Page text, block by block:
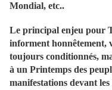
Mondial, etc..
Le principal enjeu pour
informent honnêtement,
toujours conditionnés,
à un Printemps des
manifestations devant